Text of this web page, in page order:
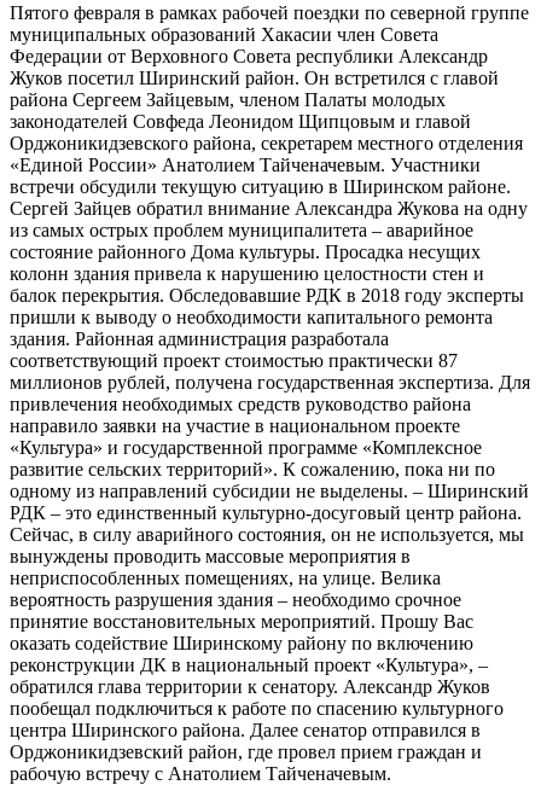
Пятого февраля в рамках рабочей поездки по северной группе
муниципальных образований Хакасии член Совета
Федерации от Верховного Совета республики Александр
Жуков посетил Ширинский район. Он встретился с главой
района Сергеем Зайцевым, членом Палаты молодых
законодателей Совфеда Леонидом Щипцовым и главой
Орджоникидзевского района, секретарем местного отделения
«Единой России» Анатолием Тайченачевым. Участники
встречи обсудили текущую ситуацию в Ширинском районе.
Сергей Зайцев обратил внимание Александра Жукова на одну
из самых острых проблем муниципалитета – аварийное
состояние районного Дома культуры. Просадка несущих
колонн здания привела к нарушению целостности стен и
балок перекрытия. Обследовавшие РДК в 2018 году эксперты
пришли к выводу о необходимости капитального ремонта
здания. Районная администрация разработала
соответствующий проект стоимостью практически 87
миллионов рублей, получена государственная экспертиза. Для
привлечения необходимых средств руководство района
направило заявки на участие в национальном проекте
«Культура» и государственной программе «Комплексное
развитие сельских территорий». К сожалению, пока ни по
одному из направлений субсидии не выделены. – Ширинский
РДК – это единственный культурно-досуговый центр района.
Сейчас, в силу аварийного состояния, он не используется, мы
вынуждены проводить массовые мероприятия в
неприспособленных помещениях, на улице. Велика
вероятность разрушения здания – необходимо срочное
принятие восстановительных мероприятий. Прошу Вас
оказать содействие Ширинскому району по включению
реконструкции ДК в национальный проект «Культура», –
обратился глава территории к сенатору. Александр Жуков
пообещал подключиться к работе по спасению культурного
центра Ширинского района. Далее сенатор отправился в
Орджоникидзевский район, где провел прием граждан и
рабочую встречу с Анатолием Тайченачевым.